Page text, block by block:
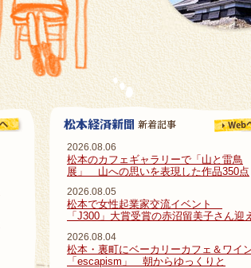
2026.08.06
松本のカフェギャラリーで「山と雷鳥
展」 山への思いを表現した作品350点
2026.08.05
松本で女性起業家交流イベント
「J300」大賞受賞の赤沼留美子さん迎
2026.08.04
松本・裏町にベーカリーカフェ＆ワイ
「escapism」 朝からゆっくりと